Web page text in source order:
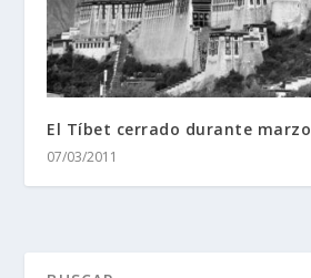
El Tíbet cerrado durante marzo
07/03/2011